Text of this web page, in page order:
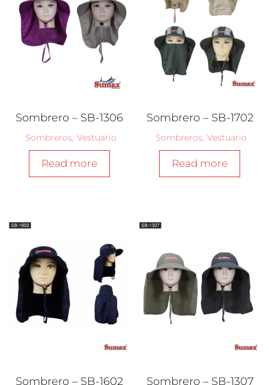
Sombrero – SB-1306
Sombreros Vestuario
Read more
Sombrero – SB-1702
Sombreros Vestuario
Read more
Sombrero – SB-1602 Sombrero – SB-1307